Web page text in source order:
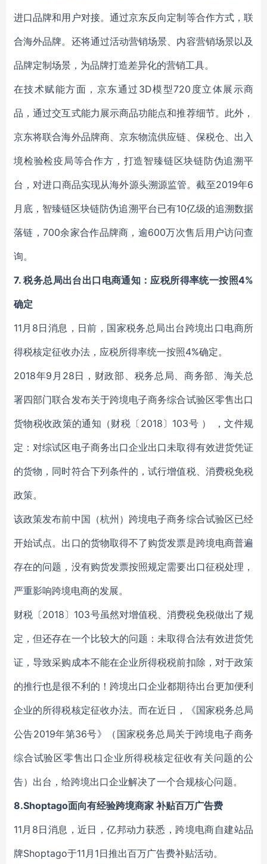
进口品牌和用户对接。通过京东反向定制等合作方式，联
合海外品牌。还将通过活动营销场景、内容营销场景以及
品牌定制场景，为品牌打造差异化的营销工具。
在技术赋能方面，京东通过3D模型720度立体展示商
品，通过交互式能力展示商品功能点和推荐细节。此外，
京东将联合海外品牌商、京东物流供应链、保税仓、出入
境检验检疫局等合作方，打造智臻链区块链防伪追溯平
台，对进口商品实现从海外源头溯源监管。截至2019年6
月底，智臻链区块链防伪追溯平台已有10亿级的追溯数据
落链，700余家合作品牌商，逾600万次售后用户访问查
询。
7. 税务总局出台出口电商通知：应税所得率统一按照4%
确定
11月8日消息，日前，国家税务总局出台跨境出口电商所
得税核定征收办法，应税所得率统一按照4%确定。
2018年9月28日，财政部、税务总局、商务部、海关总
署四部门联合发布关于跨境电子商务综合试验区零售出口
货物税收政策的通知（财税〔2018〕103号 ） ，文件规
定：对综试区电子商务出口企业出口未取得有效进货凭证
的货物，同时符合下列条件的，试行增值税、消费税免税
政策。
该政策发布前中国（杭州）跨境电子商务综合试验区已经
开始试点。出口的货物取得不了购货发票是跨境电商普遍
存在的问题，没有购货发票按照规定需要出口征税处理，
严重影响跨境电商的发展。
财税〔2018〕103号虽然对增值税、消费税免税做出了规
定，但还存在一个比较大的问题：未取得合法有效进货凭
证，导致采购成本不能在企业所得税税前扣除，对于政策
的推行也是很不利的！跨境出口企业都期待出台更加便利
企业的所得税核定征收办法。而在近日，《国家税务总局
公告2019年第36号》（国家税务总局关于跨境电子商务
综合试验区零售出口企业所得税核定征收有关问题的公
告）出台，给跨境出口企业解决了一个合规核心问题。
8.Shoptago面向有经验跨境商家 补贴百万广告费
11月8日消息，近日，亿邦动力获悉，跨境电商自建站品
牌Shoptago于11月1日推出百万广告费补贴活动。